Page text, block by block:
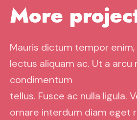
t
s
n
a
v
More
Mauris dictum tempor
lectus aliquam ac. Ut a arcu
condimentum
tellus. Fusce ac nulla ligula.
ornare interdum diam eget